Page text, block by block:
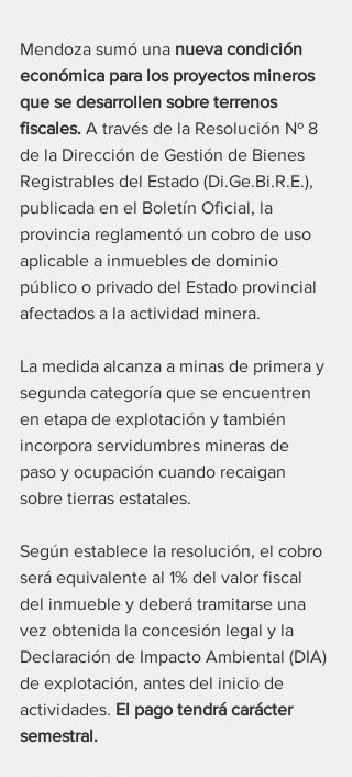
Mendoza sumó una nueva condición
económica para los proyectos mineros
que se desarrollen sobre terrenos
fiscales. A través de la Resolución Nº 8
de la Dirección de Gestión de Bienes
Registrables del Estado (Di.Ge.Bi.R.E.),
publicada en el Boletín Oficial, la
provincia reglamentó un cobro de uso
aplicable a inmuebles de dominio
público o privado del Estado provincial
afectados a la actividad minera.
La medida alcanza a minas de primera y
segunda categoría que se encuentren
en etapa de explotación y también
incorpora servidumbres mineras de
paso y ocupación cuando recaigan
sobre tierras estatales.
Según establece la resolución, el cobro
será equivalente al 1% del valor fiscal
del inmueble y deberá tramitarse una
vez obtenida la concesión legal y la
Declaración de Impacto Ambiental (DIA)
de explotación, antes del inicio de
actividades. El pago tendrá carácter
semestral.